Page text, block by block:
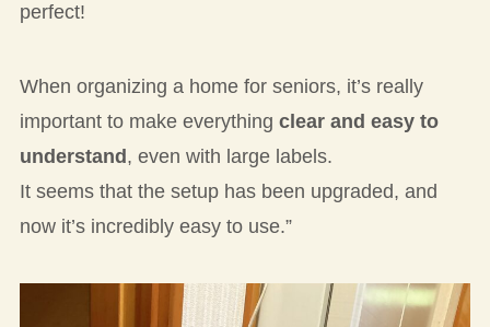
perfect!
When organizing a home for seniors, it’s really
important to make everything clear and easy to
understand , even with large labels.
It seems that the setup has been upgraded, and
now it’s incredibly easy to use.”